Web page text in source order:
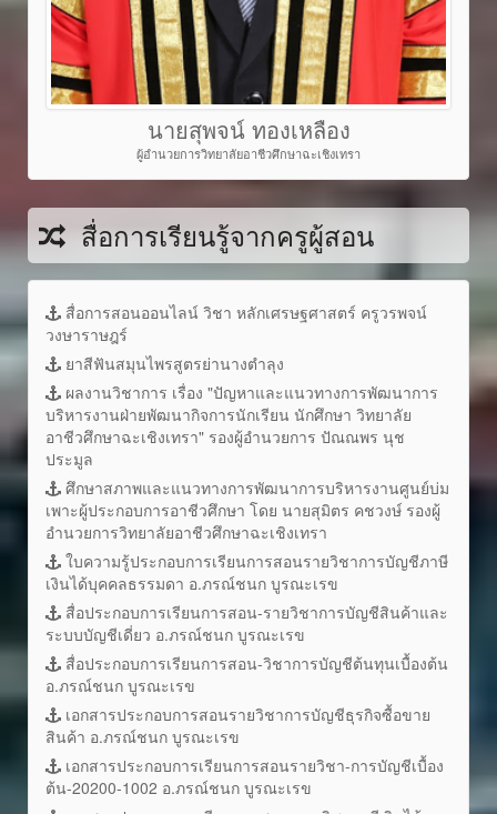
นายสุพจน์ ทองเหลือง
ผู้อำนวยการวิทยาลัยอาชีวศึกษาฉะเชิงเทรา
สื่อการเรียนรู้จากครูผู้สอน
สื่อการสอนออนไลน์ วิชา หลักเศรษฐศาสตร์ ครูวรพจน์
วงษาราษฎร์
ยาสีฟันสมุนไพรสูตรย่านางตำลุง
ผลงานวิชาการ เรื่อง "ปัญหาและแนวทางการพัฒนาการ
บริหารงานฝ่ายพัฒนากิจการนักเรียน นักศึกษา วิทยาลัย
อาชีวศึกษาฉะเชิงเทรา" รองผู้อำนวยการ ปัณณพร นุช
ประมูล
ศึกษาสภาพและแนวทางการพัฒนาการบริหารงานศูนย์บ่ม
เพาะผู้ประกอบการอาชีวศึกษา โดย นายสุมิตร คชวงษ์ รองผู้
อำนวยการวิทยาลัยอาชีวศึกษาฉะเชิงเทรา
ใบความรู้ประกอบการเรียนการสอนรายวิชาการบัญชีภาษี
เงินได้บุคคลธรรมดา อ.ภรณ์ชนก บูรณะเรข
สื่อประกอบการเรียนการสอน-รายวิชาการบัญชีสินค้าและ
ระบบบัญชีเดี่ยว อ.ภรณ์ชนก บูรณะเรข
สื่อประกอบการเรียนการสอน-วิชาการบัญชีต้นทุนเบื้องต้น
อ.ภรณ์ชนก บูรณะเรข
เอกสารประกอบการสอนรายวิชาการบัญชีธุรกิจซื้อขาย
สินค้า อ.ภรณ์ชนก บูรณะเรข
เอกสารประกอบการเรียนการสอนรายวิชา-การบัญชีเบื้อง
ต้น-20200-1002 อ.ภรณ์ชนก บูรณะเรข